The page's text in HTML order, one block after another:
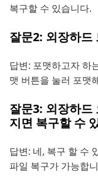
복구할 수 있습니다.
잘문2: 외장하드
답변: 포맷하고자 하
맷 버튼을 눌러 포맷
잘문3: 외장하드
지면 복구할 수
답변: 네, 복구 할 수
파일 복구가 가능합